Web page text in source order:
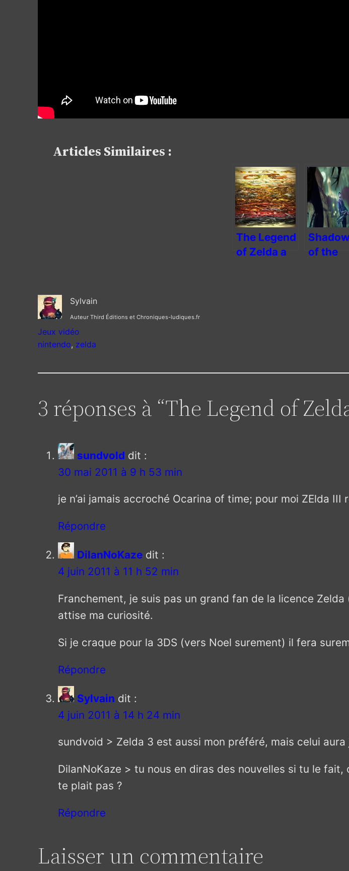
Articles Similaires :
The Legend
of Zelda a
of the
Sylvain
Auteur Third Éditions et Chroniques-ludiques.fr
Jeux vidéo
nintendo, zelda
3 réponses à “The Legend of
sundvold dit :
30 mai 2011 à 9 h 53 min
je n’ai jamais accroché Ocarina of time; pour moi ZElda III
Répondre
DilanNoKaze dit :
4 juin 2011 à 11 h 52 min
Franchement, je suis pas un grand fan de la licence
attise ma curiosité.
Si je craque pour la 3DS (vers Noel surement) il fera
Répondre
Sylvain dit :
4 juin 2011 à 14 h 24 min
sundvoid > Zelda 3 est aussi mon préféré, mais celui aura
DilanNoKaze > tu nous en diras des nouvelles si tu le fait,
te plait pas ?
Répondre
Laisser un commentaire